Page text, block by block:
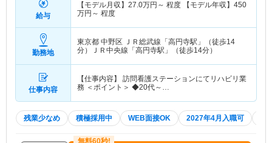
給与
【モデル月収】 27.0万円～ 程度 【モデル年収】 450
万円～ 程度
勤務地
東京都 中野区 ＪＲ総武線「高円寺駅」（徒歩14
分）ＪＲ中央線「高円寺駅」（徒歩14分）
仕事内容
【仕事内容】 訪問看護ステーションにてリハビリ業
務 ＜ポイント＞ ◆20代～…
残業少なめ 積極採用中 WEB面接OK 2027年4月入職可